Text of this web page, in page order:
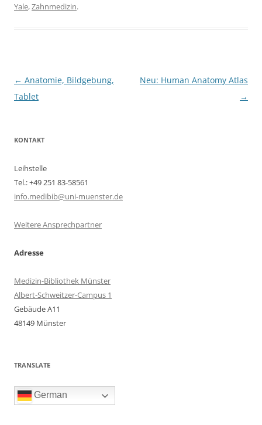
Yale,Zahnmedizin.
Beitragsnavigation
← Anatomie, Bildgebung,
Tablet
Neu: Human Anatomy Atlas
→
KONTAKT
Leihstelle
Tel.: +49 251 83-58561
info.medibib@uni-muenster.de
Weitere Ansprechpartner
Adresse
Medizin-Bibliothek Münster
Albert-Schweitzer-Campus 1
Gebäude A11
48149 Münster
TRANSLATE
German